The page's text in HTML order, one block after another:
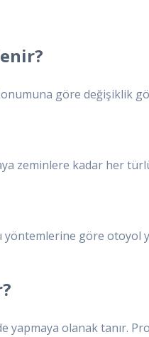
göre değişiklik
zeminlere kadar her
göre otoyol
yapmaya olanak tanır.